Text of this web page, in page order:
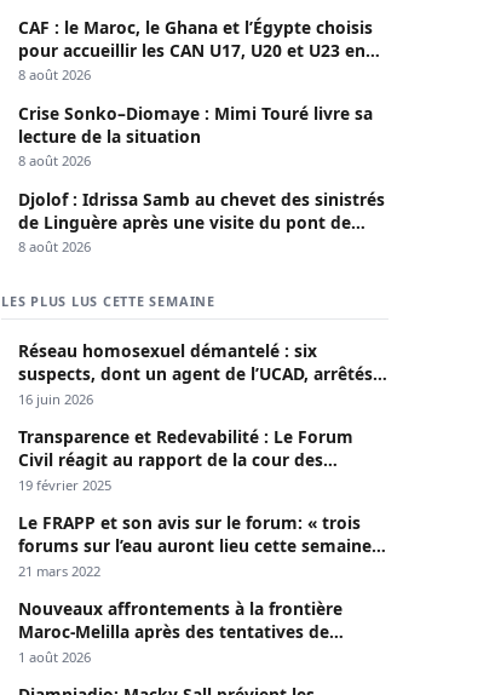
des affrontements avec les forces de l’ordre
pour autopsie.
CAF : le Maroc, le Ghana et l’Égypte choisis
pour accueillir les CAN U17, U20 et U23 en
2027
8 août 2026
Crise Sonko–Diomaye : Mimi Touré livre sa
lecture de la situation
8 août 2026
Djolof : Idrissa Samb au chevet des sinistrés
de Linguère après une visite du pont de
Thylla
8 août 2026
LES PLUS LUS CETTE SEMAINE
Réseau homosexuel démantelé : six
suspects, dont un agent de l’UCAD, arrêtés à
Keur Massar ; l’un avoue avoir propagé le
16 juin 2026
Transparence et Redevabilité : Le Forum
Civil réagit au rapport de la cour des
comptes
19 février 2025
Le FRAPP et son avis sur le forum: « trois
forums sur l’eau auront lieu cette semaine à
Dakar »
21 mars 2022
Nouveaux affrontements à la frontière
Maroc-Melilla après des tentatives de
passage
1 août 2026